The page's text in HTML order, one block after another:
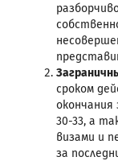
сроком
окончания
30-33, а
визами и
за